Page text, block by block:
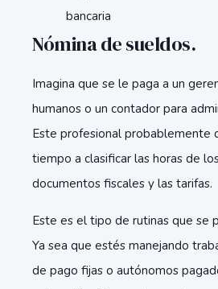
bancaria
Nómina de sueldos.
Imagina que se le paga a un
humanos o un contador para
Este profesional probablemente
tiempo a clasificar las horas de
documentos fiscales y las tarifas.
Este es el tipo de rutinas que se
Ya sea que estés manejando
de pago fijas o autónomos